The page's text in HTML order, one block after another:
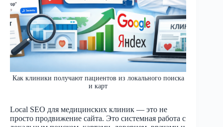
Как клиники получают пациентов из локального поиска
и карт
Local SEO для медицинских клиник — это не
просто продвижение сайта. Это системная работа с